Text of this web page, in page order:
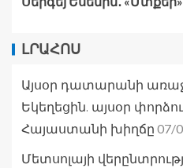
ԼՐԱՀՈՍ
Այսօր դատարանի առաջ
Եկեղեցին. այսօր
Հայաստանի խիղճը 07/
Մետսոլայի